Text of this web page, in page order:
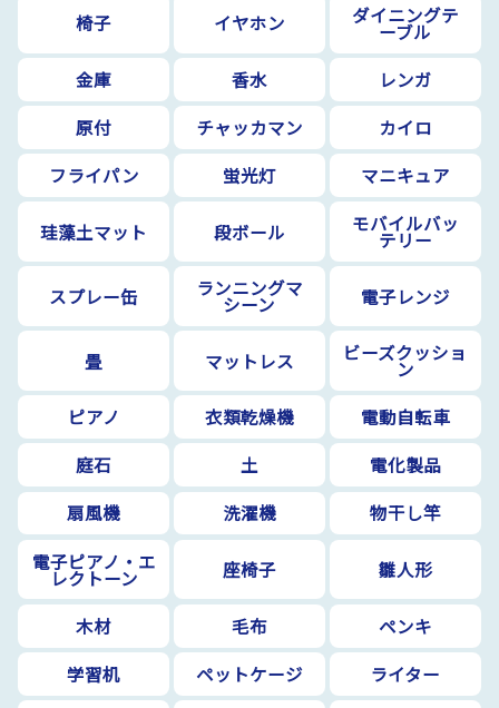
椅子 イヤホン ダイニングテ
ーブル
金庫
香水
レンガ
原付
チャッカマン
カイロ
フライパン
蛍光灯 マニキュア
珪藻土マット 段ボール モバイルバッ
テリー
スプレー缶 ランニングマ
シーン 電子レンジ
畳 マットレス ビーズクッショ
ン
ピアノ
衣類乾燥機
電動自転車
庭石
土
電化製品
扇風機
洗濯機
物干し竿
電子ピアノ・エ
レクトーン 座椅子 雛人形
木材 毛布
ペンキ
学習机
ペットケージ
ライター